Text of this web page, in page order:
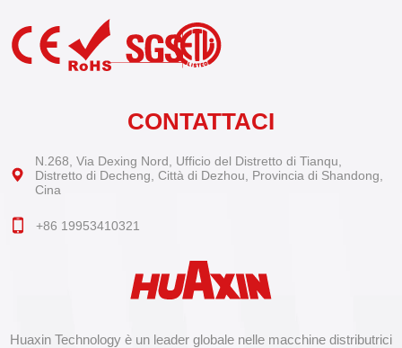
Huaxin Technology è un leader globale nelle macchine distributrici
CONTATTACI
N.268, Via Dexing Nord, Ufficio del Distretto di Tianqu,
Distretto di Decheng, Città di Dezhou, Provincia di Shandong,
Cina
+86 19953410321